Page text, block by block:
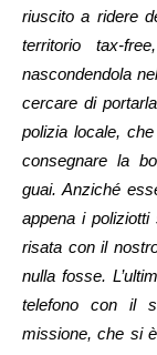
riuscito a ridere
territorio tax-
nascondendola
cercare di
polizia locale,
consegnare la
guai. Anziché
appena i
risata con il
nulla fosse.
telefono con il
missione, che si